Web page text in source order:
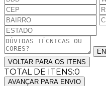
VOLTAR PARA OS ITENS
TOTAL DE ITENS:0
AVANÇAR PARA ENVIO